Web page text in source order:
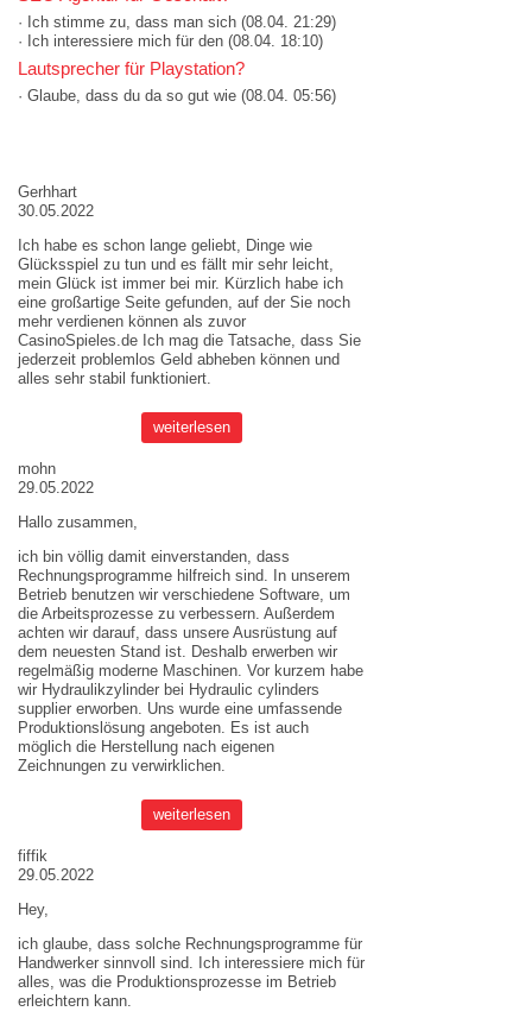
· Ich stimme zu, dass man sich (08.04. 21:29)
· Ich interessiere mich für den (08.04. 18:10)
Lautsprecher für Playstation?
· Glaube, dass du da so gut wie (08.04. 05:56)
Gerhhart
30.05.2022
Ich habe es schon lange geliebt, Dinge wie
Glücksspiel zu tun und es fällt mir sehr leicht,
mein Glück ist immer bei mir. Kürzlich habe ich
eine großartige Seite gefunden, auf der Sie noch
mehr verdienen können als zuvor
CasinoSpieles.de Ich mag die Tatsache, dass Sie
jederzeit problemlos Geld abheben können und
alles sehr stabil funktioniert.
weiterlesen
mohn
29.05.2022
Hallo zusammen,
ich bin völlig damit einverstanden, dass
Rechnungsprogramme hilfreich sind. In unserem
Betrieb benutzen wir verschiedene Software, um
die Arbeitsprozesse zu verbessern. Außerdem
achten wir darauf, dass unsere Ausrüstung auf
dem neuesten Stand ist. Deshalb erwerben wir
regelmäßig moderne Maschinen. Vor kurzem habe
wir Hydraulikzylinder bei Hydraulic cylinders
supplier erworben. Uns wurde eine umfassende
Produktionslösung angeboten. Es ist auch
möglich die Herstellung nach eigenen
Zeichnungen zu verwirklichen.
weiterlesen
fiffik
29.05.2022
Hey,
ich glaube, dass solche Rechnungsprogramme für
Handwerker sinnvoll sind. Ich interessiere mich für
alles, was die Produktionsprozesse im Betrieb
erleichtern kann.